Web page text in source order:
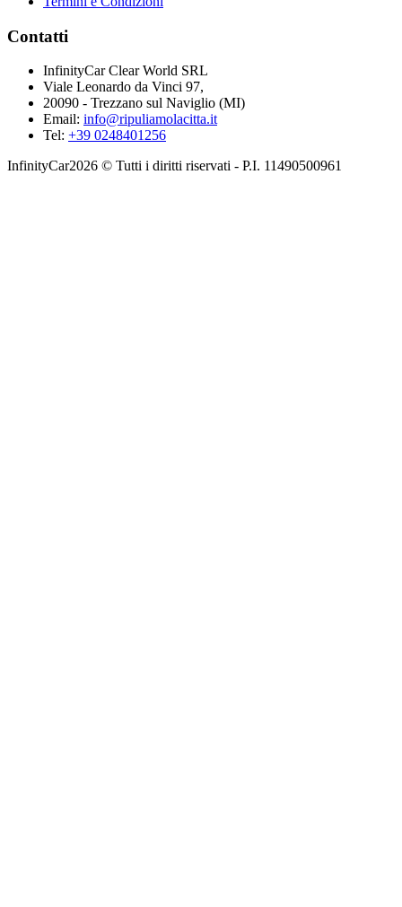
Contatti
InfinityCar Clear World SRL
Viale Leonardo da Vinci 97,
20090 - Trezzano sul Naviglio (MI)
Email: info@ripuliamolacitta.it
Tel: +39 0248401256
InfinityCar2026 © Tutti i diritti riservati - P.I. 11490500961